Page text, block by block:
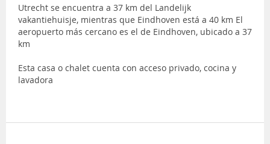
Utrecht se encuentra a 37 km del Landelijk
vakantiehuisje, mientras que Eindhoven está a 40 km El
aeropuerto más cercano es el de Eindhoven, ubicado a 37
km
Esta casa o chalet cuenta con acceso privado, cocina y
lavadora